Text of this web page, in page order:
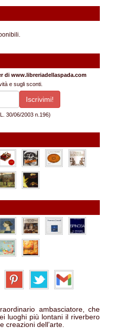
di www.libreriadellaspada.com
e sugli sconti.
30/06/2003 n.196)
ambasciatore, che
luoghi più lontani il riverbero
creazioni dell’arte.